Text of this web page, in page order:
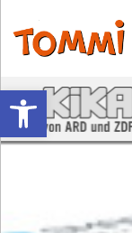
Werkzeugleiste öffnen